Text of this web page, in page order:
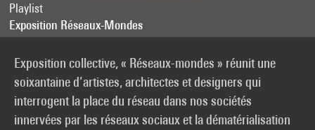
Playlist
Exposition Réseaux-Mondes
Exposition collective, « Réseaux-mondes » réunit une
soixantaine d’artistes, architectes et designers qui
interrogent la place du réseau dans nos sociétés
innervées par les réseaux sociaux et la dématérialisation